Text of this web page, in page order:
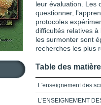
leur évaluation. Les
questionner,
protocoles
difficultés relatives
les surmonter sont
recherches les plus
Table des
L'enseignement des
L'ENSEIGNEMENT